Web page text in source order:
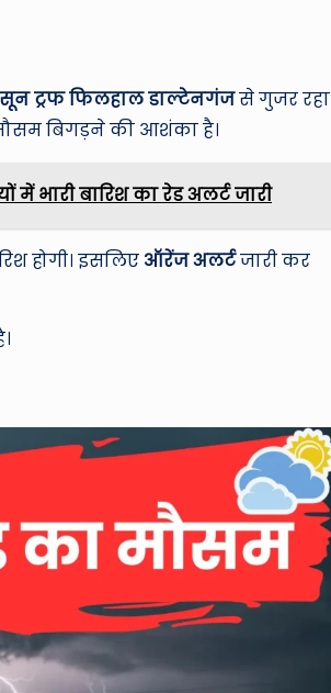
ट्रफ फिलहाल डाल्टेनगंजसे गुजर रहा
बिगड़ने की आशंका है।
भारी बारिश का रेड अलर्ट जारी
होगी। इसलिए ऑरेंज अलर्टजारी कर